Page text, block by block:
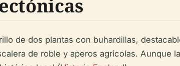
de dos plantas con buhardillas,
de roble y aperos agrícolas. Aunque